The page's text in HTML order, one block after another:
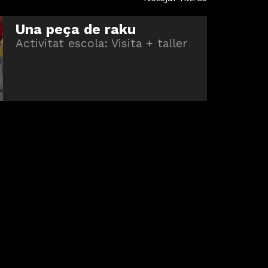
Una peça de raku
Activitat escola: Visita + taller